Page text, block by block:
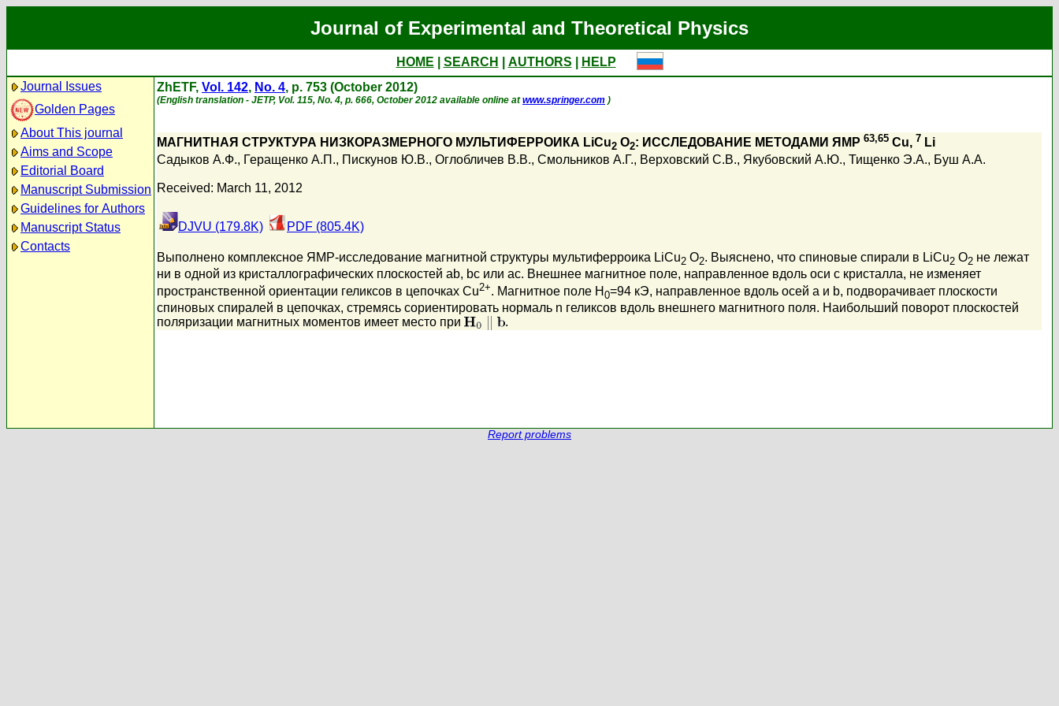
Journal of Experimental and Theoretical Physics
HOME SEARCH AUTHORS
HELP
Journal Issues
Golden Pages
About This journal
Aims and Scope
Editorial Board
Manuscript Submission
Guidelines for Authors
Manuscript Status
Contacts
ZhETF, Vol. 142, No. 4, p. 753 (October 2012)
(English translation - JETP, Vol. 115, No. 4, p. 666, October 2012 available online atwww.springer.com )
МАГНИТНАЯ СТРУКТУРА НИЗКОРАЗМЕРНОГО МУЛЬТИФЕРРОИКА LiCu2 O2: ИССЛЕДОВАНИЕ МЕТОДАМИ ЯМР 63,65 Cu, 7 Li
Садыков А.Ф., Геращенко А.П., Пискунов Ю.В., Оглобличев В.В., Смольников А.Г., Верховский С.В., Якубовский А.Ю., Тищенко Э.А., Буш А.А.
Received: March 11, 2012
DJVU (179.8K) PDF (805.4K)
Выполнено комплексное ЯМР-исследование магнитной структуры мультиферроика LiCu2 O2. Выяснено, что спиновые спирали в LiCu2 O2 не лежат
ни в одной из кристаллографических плоскостей ab, bc или ac. Внешнее магнитное поле, направленное вдоль оси c кристалла, не изменяет
пространственной ориентации геликсов в цепочках Cu2+. Магнитное поле H 0=94 кЭ, направленное вдоль осей a и b, подворачивает плоскости
спиновых спиралей в цепочках, стремясь сориентировать нормаль n геликсов вдоль внешнего магнитного поля. Наибольший поворот плоскостей
поляризации магнитных моментов имеет место при
.
Report problems